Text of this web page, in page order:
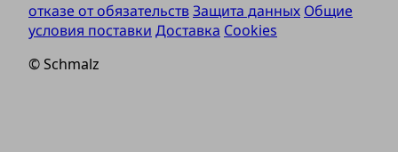
отказе от обязательствЗащита данных Общие
условия поставки Доставка Cookies
© Schmalz